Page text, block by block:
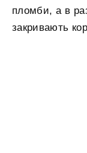
пломби, а в
закривають